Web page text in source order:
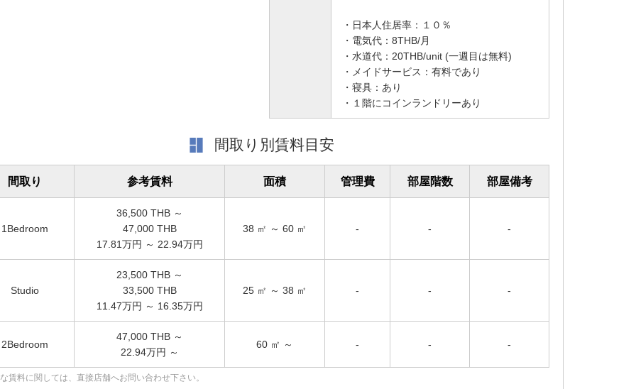
・日本人住居率：１０％
・電気代：8THB/月
・水道代：20THB/unit (一週目は無料)
・メイドサービス：有料であり
・寝具：あり
・１階にコインランドリーあり
間取り別賃料目安
間取り 参考賃料 面積 管理費 部屋階数 部屋備考
1Bedroom
36,500 THB ～
47,000 THB
17.81万円 ～ 22.94万円
38 ㎡ ～ 60 ㎡ - - -
Studio
23,500 THB ～
33,500 THB
11.47万円 ～ 16.35万円
25 ㎡ ～ 38 ㎡ - - -
2Bedroom
47,000 THB ～
22.94万円 ～
60 ㎡ ～ - - -
賃料に関しては、直接店舗へお問い合わせ下さい。